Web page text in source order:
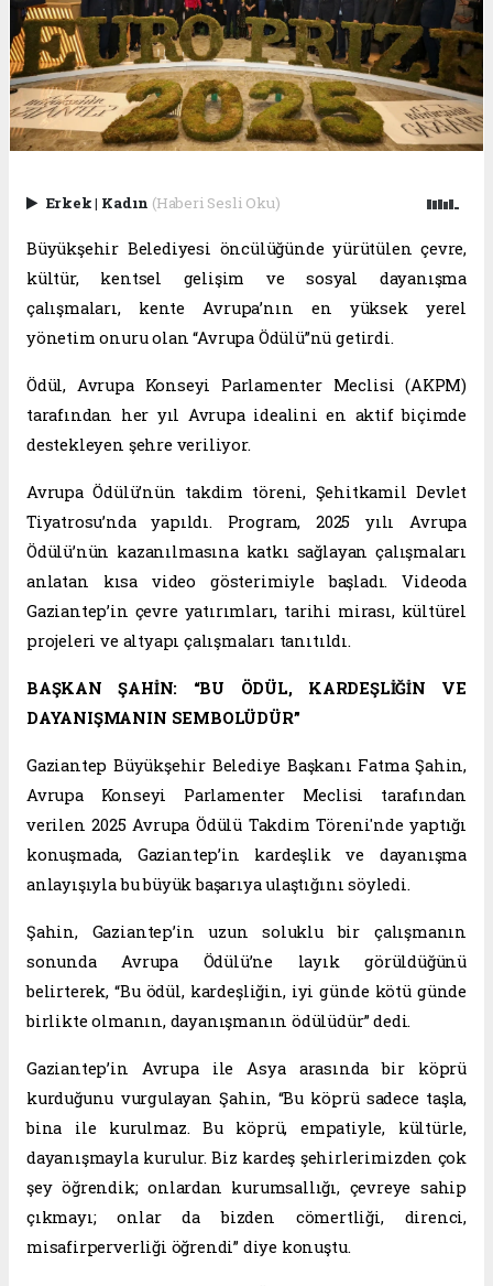
Erkek| Kadın (Haberi Sesli Oku)
Büyükşehir Belediyesi öncülüğünde yürütülen çevre,
kültür, kentsel gelişim ve sosyal dayanışma
çalışmaları, kente Avrupa’nın en yüksek yerel
yönetim onuru olan “Avrupa Ödülü”nü getirdi.
Ödül, Avrupa Konseyi Parlamenter Meclisi (AKPM)
tarafından her yıl Avrupa idealini en aktif biçimde
destekleyen şehre veriliyor.
Avrupa Ödülü’nün takdim töreni, Şehitkamil Devlet
Tiyatrosu’nda yapıldı. Program, 2025 yılı Avrupa
Ödülü’nün kazanılmasına katkı sağlayan çalışmaları
anlatan kısa video gösterimiyle başladı. Videoda
Gaziantep’in çevre yatırımları, tarihi mirası, kültürel
projeleri ve altyapı çalışmaları tanıtıldı.
BAŞKAN ŞAHİN: “BU ÖDÜL, KARDEŞLİĞİN VE
DAYANIŞMANIN SEMBOLÜDÜR”
Gaziantep Büyükşehir Belediye Başkanı Fatma Şahin,
Avrupa Konseyi Parlamenter Meclisi tarafından
verilen 2025 Avrupa Ödülü Takdim Töreni'nde yaptığı
konuşmada, Gaziantep’in kardeşlik ve dayanışma
anlayışıyla bu büyük başarıya ulaştığını söyledi.
Şahin, Gaziantep’in uzun soluklu bir çalışmanın
sonunda Avrupa Ödülü’ne layık görüldüğünü
belirterek, “Bu ödül, kardeşliğin, iyi günde kötü günde
birlikte olmanın, dayanışmanın ödülüdür” dedi.
Gaziantep’in Avrupa ile Asya arasında bir köprü
kurduğunu vurgulayan Şahin, “Bu köprü sadece taşla,
bina ile kurulmaz. Bu köprü, empatiyle, kültürle,
dayanışmayla kurulur. Biz kardeş şehirlerimizden çok
şey öğrendik; onlardan kurumsallığı, çevreye sahip
çıkmayı; onlar da bizden cömertliği, direnci,
misafirperverliği öğrendi” diye konuştu.